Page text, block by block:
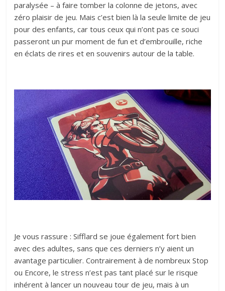
paralysée – à faire tomber la colonne de jetons, avec
zéro plaisir de jeu. Mais c’est bien là la seule limite de jeu
pour des enfants, car tous ceux qui n’ont pas ce souci
passeront un pur moment de fun et d’embrouille, riche
en éclats de rires et en souvenirs autour de la table.
Je vous rassure : Sifflard se joue également fort bien
avec des adultes, sans que ces derniers n’y aient un
avantage particulier. Contrairement à de nombreux Stop
ou Encore, le stress n’est pas tant placé sur le risque
inhérent à lancer un nouveau tour de jeu, mais à un